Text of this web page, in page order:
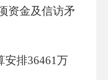
资金及信访矛
安排36461万